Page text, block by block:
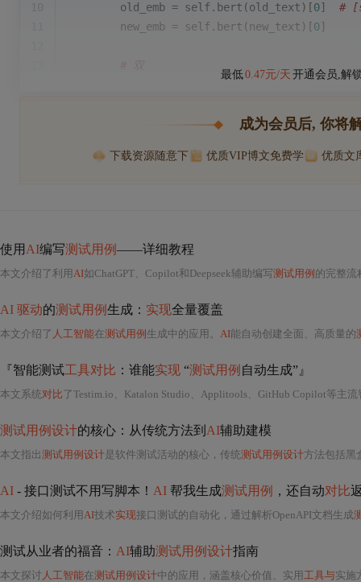
10
        old_emb = self.bert(old_text)[
0] #
        new_emb = self.bert(new_text)[
0]
最低0.47元/天 开通会员,解
成为会员后, 你将
下载资源随意下 优质VIP博文免费学 优质文
使用 AI编写测试用例——详细教程
本文介绍了利用AI如ChatGPT、Copilot和Deepseek辅助编写测试用例 的完整流程
AI 驱动的测试用例生成： 实现全量覆盖
本文介绍了 人工智能在测试用例 生成中的应用。 AI能自动创建全面、高质量的
『智能测试工具对比 ：谁能实现 “测试用例 自动生成”』
本文系统对比 了Testim.io、Katalon Studio、Applitools、GitHub Copilot等主流
测试用例设计的核心：从传统方法到 AI辅助建模
本文指出测试用例设计是软件测试活动的核心，传统测试用例设计方法包括黑盒
AI - 接口测试不用写脚本！ AI 帮我生成测试用例 ，还自动对比
本文介绍如何利用AI技术实现接口测试的自动化，通过解析OpenAPI文档生成
‌测试从业者的福音： AI辅助测试用例设计指南‌
本文探讨 人工智能在测试用例设计中的应用，涵盖核心价值、实用工具与实施